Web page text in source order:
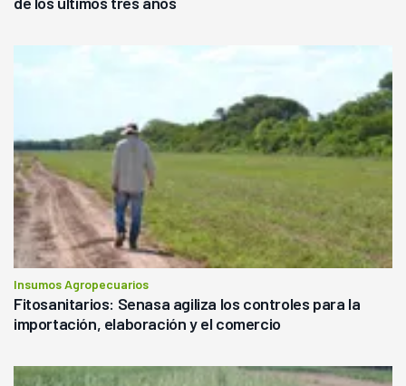
Insumos Agropecuarios
Fitosanitarios: Senasa agiliza los controles para la
importación, elaboración y el comercio